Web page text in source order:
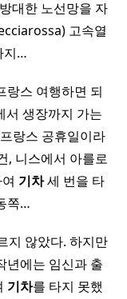
대한 노선망을 자
고속열
지…
랑스 여행하면 되
서 생장까지 가는
랑스 공휴일이라
, 니스에서 아를로
기차세 번을 타
쪽…
지 않았다. 하지만
년에는 임신과 출
기차를 타지 못했